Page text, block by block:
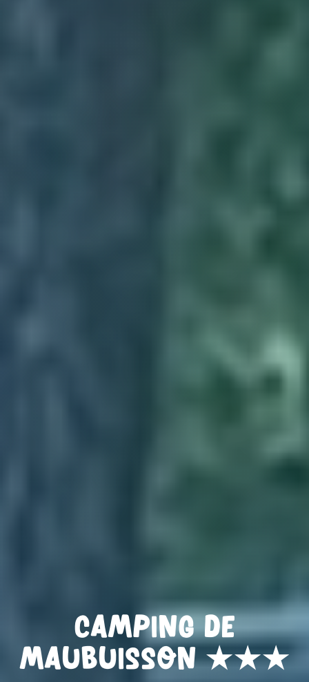
Campi ng de
Maubui sson ★★★